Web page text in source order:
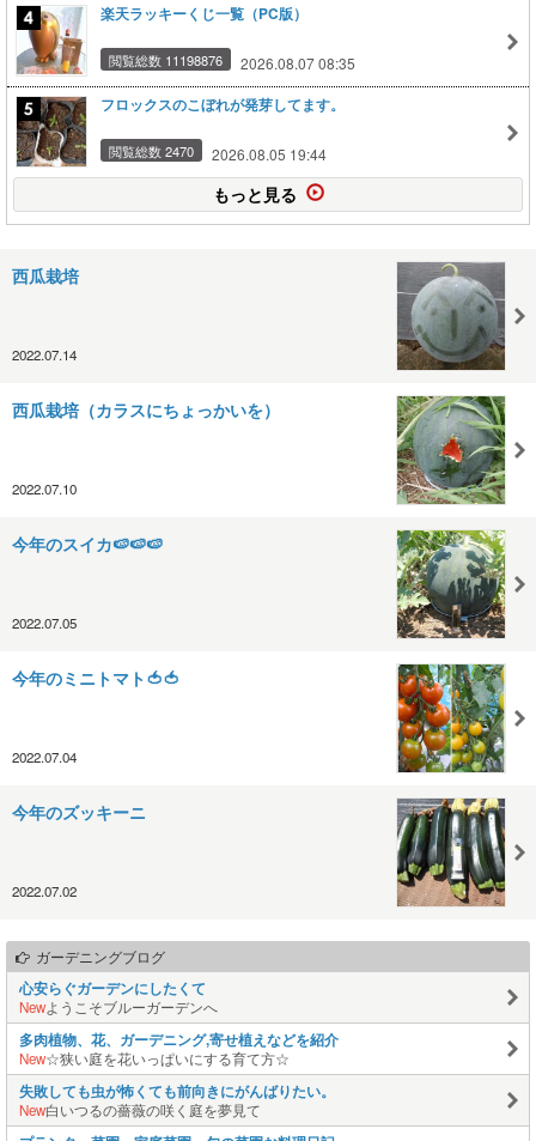
楽天ラッキーくじ一覧（PC版）
閲覧総数 11198876 2026.08.07 08:35
フロックスのこぼれが発芽してます。
閲覧総数 2470 2026.08.05 19:44
もっと見る
西瓜栽培
2022.07.14
西瓜栽培（カラスにちょっかいを）
2022.07.10
今年のスイカ🍉🍉🍉
2022.07.05
今年のミニトマト🍅🍅
2022.07.04
今年のズッキーニ
2022.07.02
ガーデニングブログ
心安らぐガーデンにしたくて
Newようこそブルーガーデンへ
多肉植物、花、ガーデニング,寄せ植えなどを紹介
New☆狭い庭を花いっぱいにする育て方☆
失敗しても虫が怖くても前向きにがんばりたい。
New白いつるの薔薇の咲く庭を夢見て